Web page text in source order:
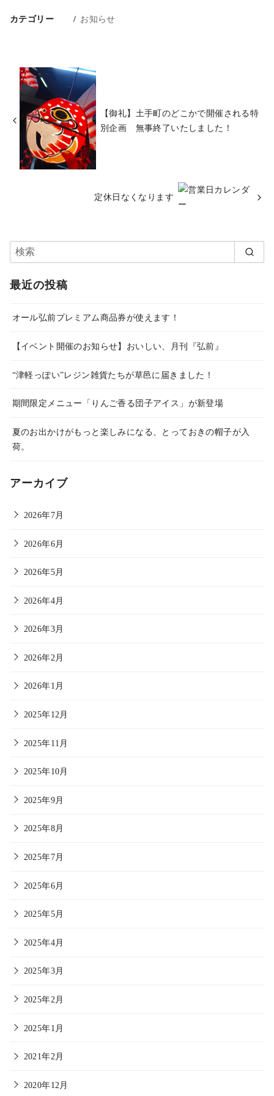
カテゴリー お知らせ
【御礼】土手町のどこかで開催される特
別企画 無事終了いたしました！
定休日なくなります
最近の投稿
オール弘前プレミアム商品券が使えます！
【イベント開催のお知らせ】おいしい、月刊『弘前』
“津軽っぽい”レジン雑貨たちが草邑に届きました！
期間限定メニュー「りんご香る団子アイス」が新登場
夏のお出かけがもっと楽しみになる、とっておきの帽子が入
荷。
アーカイブ
2026年7月
2026年6月
2026年5月
2026年4月
2026年3月
2026年2月
2026年1月
2025年12月
2025年11月
2025年10月
2025年9月
2025年8月
2025年7月
2025年6月
2025年5月
2025年4月
2025年3月
2025年2月
2025年1月
2021年2月
2020年12月